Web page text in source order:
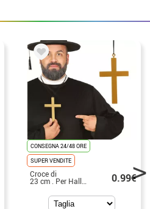
CONSEGNA 24/48 ORE
SUPER VENDITE
Croce di 0.99€